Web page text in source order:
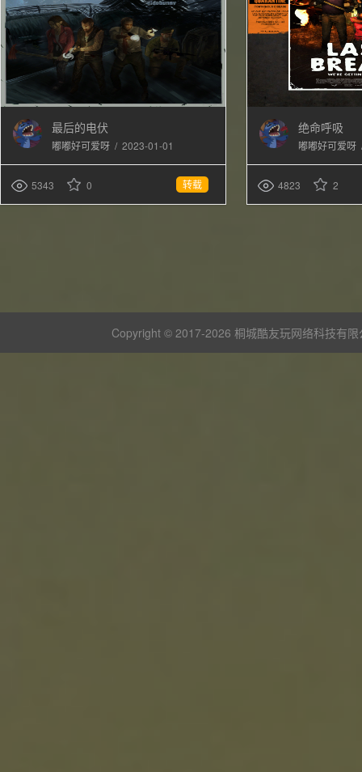
最后的电伏
嘟嘟好可爱呀 / 2023-01-01
5343 0 转载
绝命呼吸
嘟嘟好可爱呀
4823 2
Copyright © 2017-2026 桐城酷友玩网络科技有